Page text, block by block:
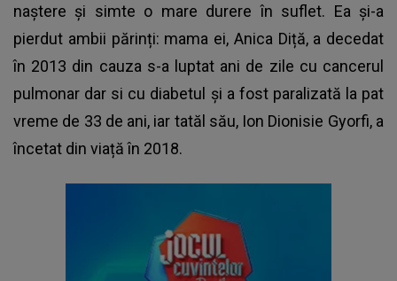
naștere și simte o mare durere în suflet. Ea și-a
pierdut ambii părinți: mama ei, Anica Diță, a decedat
în 2013 din cauza s-a luptat ani de zile cu cancerul
pulmonar dar si cu diabetul și a fost paralizată la pat
vreme de 33 de ani, iar tatăl său, Ion Dionisie Gyorfi, a
încetat din viață în 2018.